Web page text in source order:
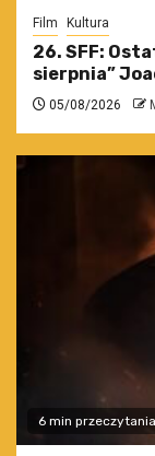
Film Kultura
26. SFF:
sierpnia”
05/08/2026
6 min przeczytania